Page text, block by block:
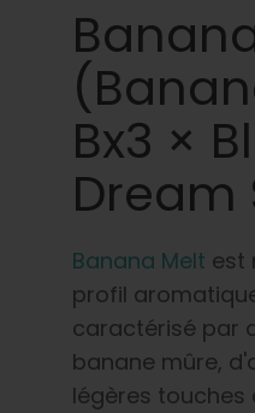
Bx3 ×
Dream
Banana Melt est
profil
caractérisé par
banane mûre,
légères touches